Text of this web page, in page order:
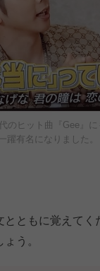
のヒット曲『Gee』
躍有名になりました。
とともに覚えてく
う。